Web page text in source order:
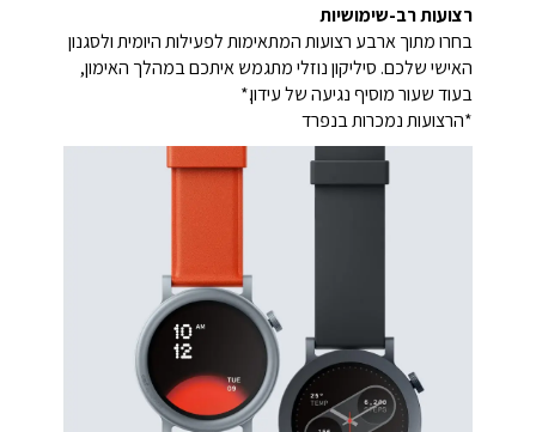
רצועות רב-שימושיות
בחרו מתוך ארבע רצועות המתאימות לפעילות היומית ולסגנון
האישי שלכם. סיליקון נוזלי מתגמש איתכם במהלך האימון,
בעוד שעור מוסיף נגיעה של עידון.*
*הרצועות נמכרות בנפרד